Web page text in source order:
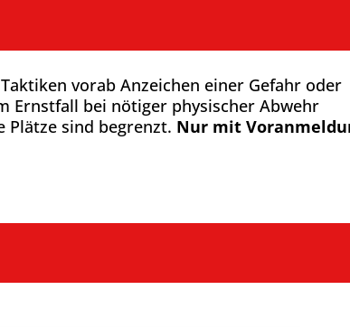
vorab Anzeichen einer Gefahr oder
Ernstfall bei nötiger physischer Abwehr
sind begrenzt. Nur mit